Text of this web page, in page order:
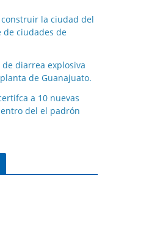
la ciudad del
ciudades de
de diarrea explosiva
de Guanajuato.
a 10 nuevas
del el padrón